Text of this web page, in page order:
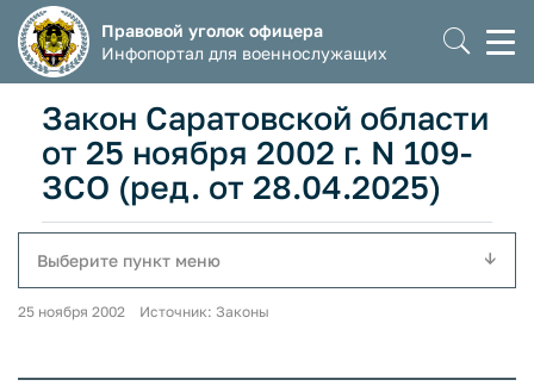
Правовой уголок офицера
Инфопортал для военнослужащих
Закон Саратовской области
от 25 ноября 2002 г. N 109-
ЗСО (ред. от 28.04.2025)
Выберите пункт меню
25 ноября 2002 Источник: Законы